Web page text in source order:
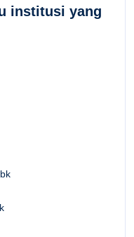
institusi yang